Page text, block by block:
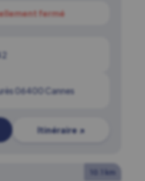
fermé
06400 Cannes
Itinéraire ↗
10.1 km